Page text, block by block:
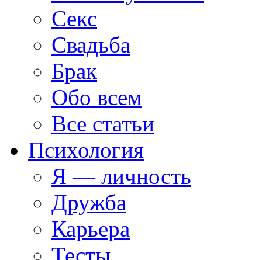
Секс
Свадьба
Брак
Обо всем
Все статьи
Психология
Я — личность
Дружба
Карьера